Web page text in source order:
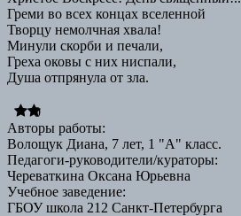
Греми во всех концах вселенной
Творцу немолчная хвала!
Минули скорби и печали,
Греха оковы с них ниспали,
Душа отпрянула от зла.
0
Авторы работы:
Волощук Диана, 7 лет, 1 "А" класс.
Педагоги-руководители/кураторы:
Череваткина Оксана Юрьевна
Учебное заведение:
ГБОУ школа 212 Санкт-Петербурга